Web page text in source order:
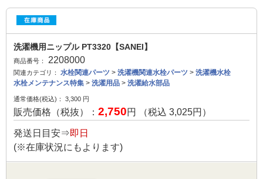
洗濯機用ニップル PT3320【SANEI】
商品番号： 2208000
関連カテゴリ： 水栓関連パーツ > 洗濯機関連水栓パーツ > 洗濯機水栓
水栓メンテナンス特集 > 洗濯用品 > 洗濯給水部品
通常価格(税込)： 3,300 円
販売価格（税抜）： 2,750円 （税込 3,025円）
発送日目安⇒即日
(※在庫状況にもよります)